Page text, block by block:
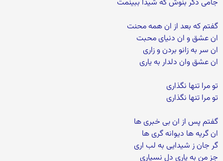
جامی دگر بنوش که شیدا ببینمت
گفتم که بعد از ان همه محنت
ان عشق و ان دنیای محبت
ان سر به زانو بردن و زاری
ان عشق وان دلدار به یاری
تو مرا تنها نگذاری
تو مرا تنها نگذاری
گفتم پس از ان بی خبری ها
ان گریه ها دیوانه گری ها
گر جان ز شیدایی به لب اری
جز من به یاری دل نسپاری